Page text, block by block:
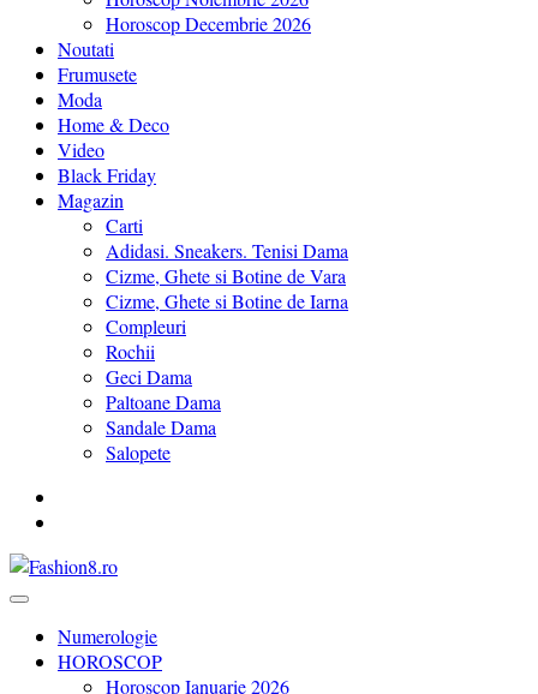
Horoscop Decembrie 2026
Noutati
Frumusete
Moda
Home & Deco
Video
Black Friday
Magazin
Carti
Adidasi. Sneakers. Tenisi Dama
Cizme, Ghete si Botine de Vara
Cizme, Ghete si Botine de Iarna
Compleuri
Rochii
Geci Dama
Paltoane Dama
Sandale Dama
Salopete
Fashion8.ro ❤️
Revista Fashion8.ro locul unde gasesti ce e nou: horoscop,
Numerologie
HOROSCOP
Horoscop Ianuarie 2026